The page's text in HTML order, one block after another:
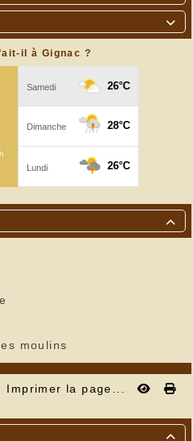

il à Gignac ?

moulins
Imprimer la page...
